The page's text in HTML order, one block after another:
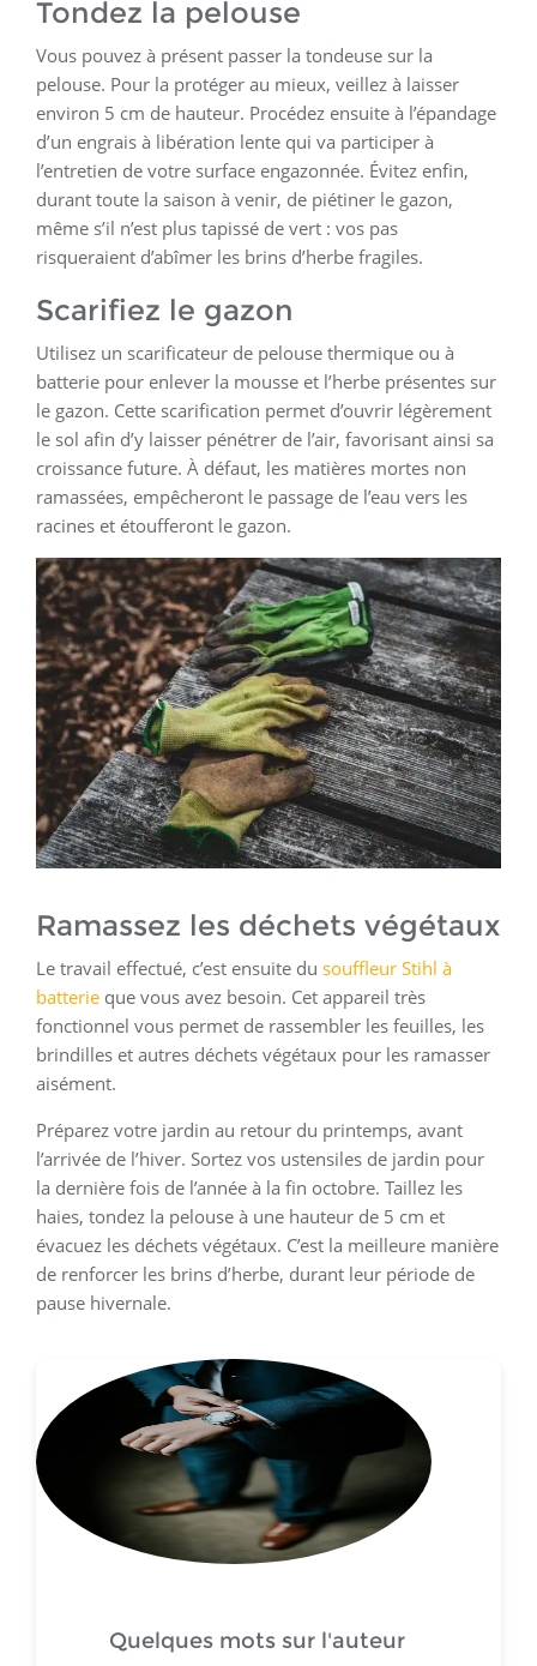
Tondez la pelouse
Vous pouvez à présent passer la tondeuse sur la
pelouse. Pour la protéger au mieux, veillez à laisser
environ 5 cm de hauteur. Procédez ensuite à l’épandage
d’un engrais à libération lente qui va participer à
l’entretien de votre surface engazonnée. Évitez enfin,
durant toute la saison à venir, de piétiner le gazon,
même s’il n’est plus tapissé de vert : vos pas
risqueraient d’abîmer les brins d’herbe fragiles.
Scarifiez le gazon
Utilisez un scarificateur de pelouse thermique ou à
batterie pour enlever la mousse et l’herbe présentes sur
le gazon. Cette scarification permet d’ouvrir légèrement
le sol afin d’y laisser pénétrer de l’air, favorisant ainsi sa
croissance future. À défaut, les matières mortes non
ramassées, empêcheront le passage de l’eau vers les
racines et étoufferont le gazon.
Ramassez les déchets végétaux
Le travail effectué, c’est ensuite du souffleur Stihl à
batterie que vous avez besoin. Cet appareil très
fonctionnel vous permet de rassembler les feuilles, les
brindilles et autres déchets végétaux pour les ramasser
aisément.
Préparez votre jardin au retour du printemps, avant
l’arrivée de l’hiver. Sortez vos ustensiles de jardin pour
la dernière fois de l’année à la fin octobre. Taillez les
haies, tondez la pelouse à une hauteur de 5 cm et
évacuez les déchets végétaux. C’est la meilleure manière
de renforcer les brins d’herbe, durant leur période de
pause hivernale.
Quelques mots sur l'auteur